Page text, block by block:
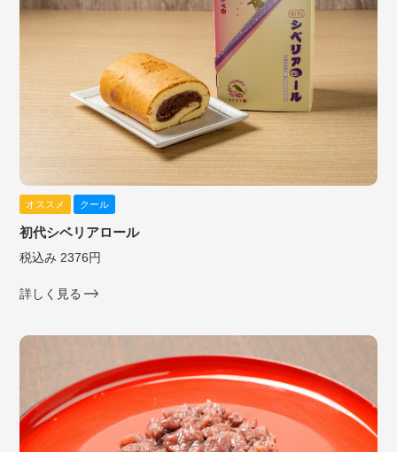
オススメ クール
初代シベリアロール
税込み 2376円
詳しく見る